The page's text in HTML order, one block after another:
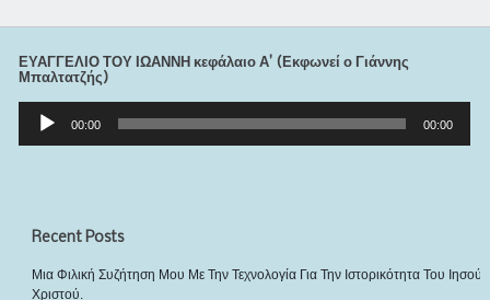
ΕΥΑΓΓΕΛΙΟ ΤΟΥ ΙΩΑΝΝΗ κεφάλαιο Α’ (Εκφωνεί ο Γιάννης
Μπαλτατζής)
Αναπαραγωγής
00:00 00:00
Recent Posts
Μια Φιλική Συζήτηση Μου Με Την Τεχνολογία Για Την Ιστορικότητα Του Ιησού
Χριστού.